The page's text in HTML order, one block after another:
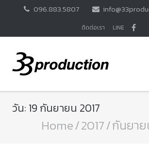
096.883.5807
ติดต่อเรา LINE
วัน: 19 กันยายน 2017
Home/2017/กันยา